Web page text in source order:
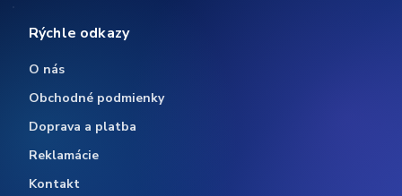
Rýchle odkazy
O nás
Obchodné podmienky
Doprava a platba
Reklamácie
Kontakt